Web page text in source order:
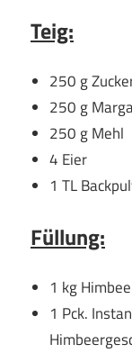
Teig:
250 g
250 g
250 g Mehl
4 Eier
1 TL
Füllung:
1 kg
1 Pck.